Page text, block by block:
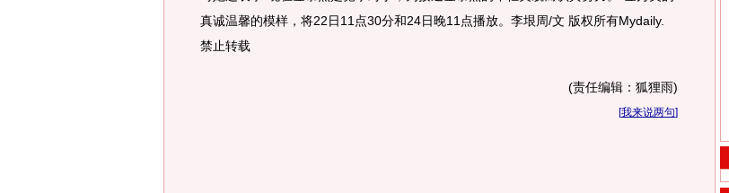
真诚温馨的模样，将22日11点30分和24日晚11点播放。李垠周/文 版权所有Mydaily.
禁止转载
(责任编辑：狐狸雨)
[我来说两句]